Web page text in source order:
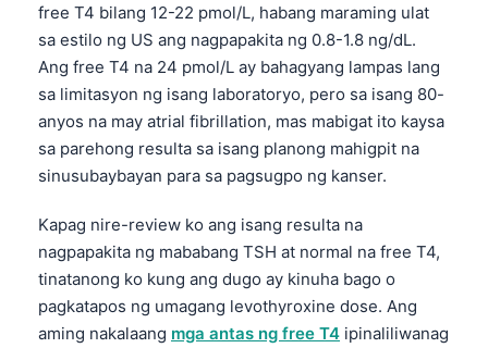
free T4 bilang 12-22 pmol/L, habang maraming ulat
sa estilo ng US ang nagpapakita ng 0.8-1.8 ng/dL.
Ang free T4 na 24 pmol/L ay bahagyang lampas lang
sa limitasyon ng isang laboratoryo, pero sa isang 80-
anyos na may atrial fibrillation, mas mabigat ito kaysa
sa parehong resulta sa isang planong mahigpit na
sinusubaybayan para sa pagsugpo ng kanser.
Kapag nire-review ko ang isang resulta na
nagpapakita ng mababang TSH at normal na free T4,
tinatanong ko kung ang dugo ay kinuha bago o
pagkatapos ng umagang levothyroxine dose. Ang
aming nakalaang mga antas ng free T4 ipinaliliwanag
Tiếng Việt
ไทย
ဗမာစာ
ភាសាខ្មែរ
አማርኛ
Українська
O‘zbekcha
Català
Қазақ тілі